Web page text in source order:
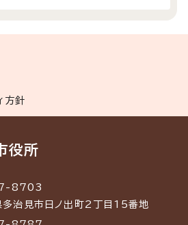
方針
役所
8703
多治見市日ノ出町2丁目15番地